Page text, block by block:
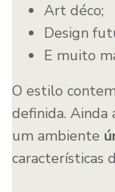
Art déco;
Design
E muito
O estilo
definida. Ainda
um ambiente
características